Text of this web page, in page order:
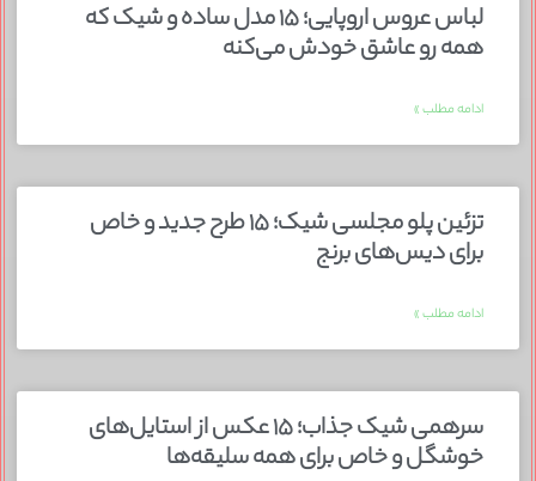
لباس عروس اروپایی؛ ۱۵ مدل ساده و شیک که
همه رو عاشق خودش می‌کنه
ادامه مطلب »
تزئین پلو مجلسی شیک؛ ۱۵ طرح جدید و خاص
برای دیس‌های برنج
ادامه مطلب »
سرهمی شیک جذاب؛ ۱۵ عکس از استایل‌های
خوشگل و خاص برای همه سلیقه‌ها